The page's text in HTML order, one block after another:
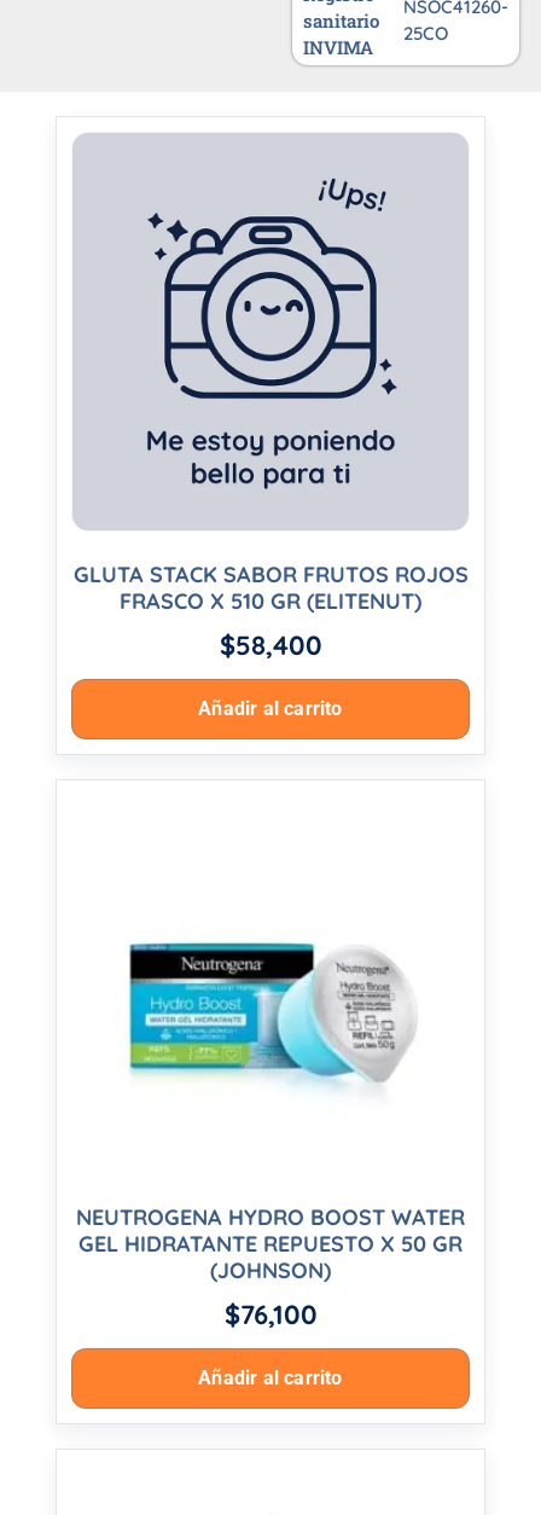
sanitario
INVIMA
NSOC41260-
25CO
GLUTA STACK SABOR FRUTOS ROJOS
FRASCO X 510 GR (ELITENUT)
$58,400
Añadir al carrito
NEUTROGENA HYDRO BOOST WATER
GEL HIDRATANTE REPUESTO X 50 GR
(JOHNSON)
$76,100
Añadir al carrito